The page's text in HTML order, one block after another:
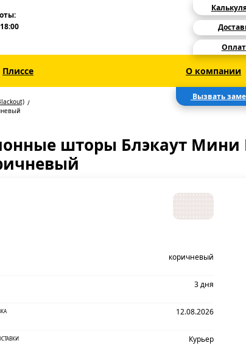
Плиссе О компании
Вызвать
шторы Блэкаут Мини
коричневый
3 дня
12.08.2026
Курьер